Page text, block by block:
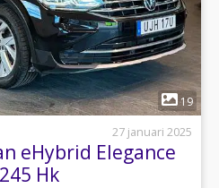
1
19
27 januari 2025
eHybrid Elegance
Hk